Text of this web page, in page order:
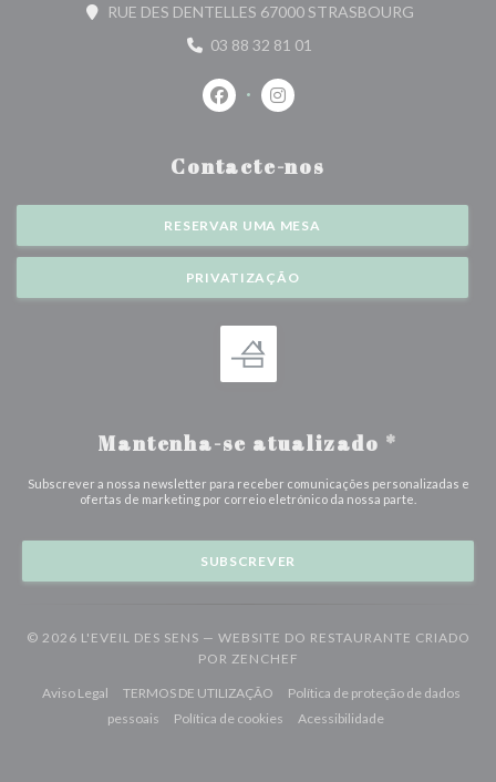
RUE DES DENTELLES 67000 STRASBOURG
03 88 32 81 01
Facebook ((abre numa nova janela))
Instagram ((abre numa nova
Contacte-nos
RESERVAR UMA MESA
PRIVATIZAÇÃO
Mantenha-se atualizado *
Subscrever a nossa newsletter para receber comunicações personalizadas e
ofertas de marketing por correio eletrónico da nossa parte.
SUBSCREVER
© 2026 L'EVEIL DES SENS — WEBSITE DO RESTAURANTE CRIADO
POR ZENCHEF
Aviso Legal((abre numa nova janela))
TERMOS DE UTILIZAÇÃO((abre numa nova janela))
Política de proteção de dados
pessoais((abre numa nova janela))
Política de cookies((abre numa nova janela))
Acessibilidade((abre numa nova